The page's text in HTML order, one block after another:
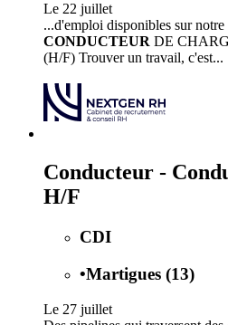
Le 22 juillet
...d'emploi disponibles sur
CONDUCTEUR DE
(H/F) Trouver un travail, c'est...
Conducteur -
H/F
CDI
•Martigues (13)
Le 27 juillet